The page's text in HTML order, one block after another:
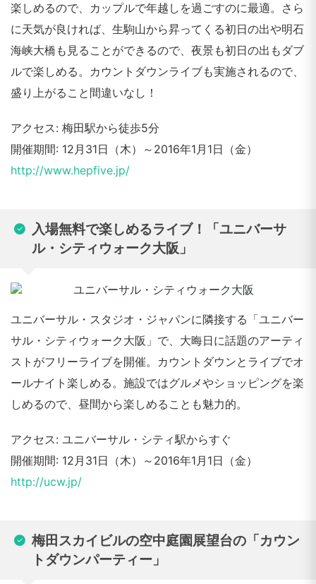
楽しめるので、カップルで年越しを過ごすのに最適。さら
に天気が良ければ、生駒山から昇ってくる初日の出や明石
海峡大橋も見ることができるので、夜景も初日の出もダブ
ルで楽しめる。カウントダウンライブも実施されるので、
盛り上がること間違いなし！
アクセス: 梅田駅から徒歩5分
開催期間: 12月31日（木）～2016年1月1日（金）
http://www.hepfive.jp/
入場無料で楽しめるライブ！「ユニバーサ
ル・シティウォーク大阪」
ユニバーサル・スタジオ・ジャパンに隣接する「ユニバー
サル・シティウォーク大阪」で、大晦日に話題のアーティ
ストがフリーライブを開催。カウントダウンとライブでオ
ールナイト楽しめる。施設ではグルメやショッピングを楽
しめるので、昼間から楽しめることも魅力的。
アクセス: ユニバーサル・シティ駅からすぐ
開催期間: 12月31日（木）～2016年1月1日（金）
http://ucw.jp/
梅田スカイビルの空中庭園展望台の「カウン
トダウンパーティー」